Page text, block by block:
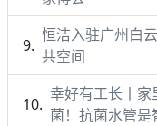
恒洁入驻广州白
共空间
幸好有工长丨家
菌！抗菌水管是